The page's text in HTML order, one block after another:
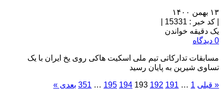
۱۳ بهمن ۱۴۰۰
کد خبر : 15331
یک دقیقه خواندن
0 دیدگاه
مسابقات تدارکاتی تیم ملی اسکیت هاکی روی یخ ایران با یک
تساوی شیرین به پایان رسید
« قبلی 1
…
191
192
193
194
195
…
351 بعدی »